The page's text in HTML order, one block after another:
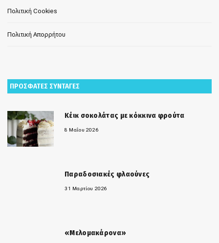
Πολιτική Cookies
Πολιτική Απορρήτου
ΠΡΟΣΦΑΤΕΣ ΣΥΝΤΑΓΕΣ
Κέικ σοκολάτας με κόκκινα φρούτα
8 Μαΐου 2026
Παραδοσιακές φλαούνες
31 Μαρτίου 2026
«Μελομακάρονα»